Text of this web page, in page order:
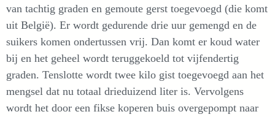
van tachtig graden en gemoute gerst toegevoegd (die komt
uit België). Er wordt gedurende drie uur gemengd en de
suikers komen ondertussen vrij. Dan komt er koud water
bij en het geheel wordt teruggekoeld tot vijfendertig
graden. Tenslotte wordt twee kilo gist toegevoegd aan het
mengsel dat nu totaal drieduizend liter is. Vervolgens
wordt het door een fikse koperen buis overgepompt naar